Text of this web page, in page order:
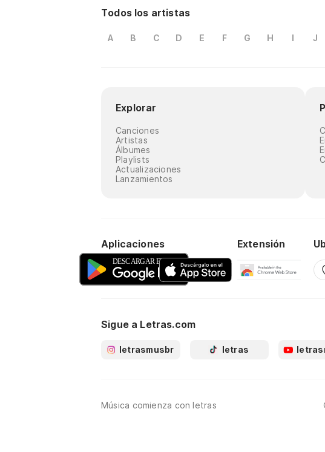
Todos los artistas
A B C D E F G H I J
Explorar
Canciones
Artistas
Álbumes
Playlists
Actualizaciones
Lanzamientos
Aplicaciones Extensión
Sigue a Letras.com
letrasmusbr letras
Música comienza con letras